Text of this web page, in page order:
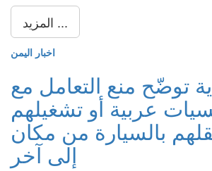
المزيد ...
اخبار اليمن
توضّح منع التعامل مع
3 جنسيات عربية أو تشغيلهم
بالسيارة من مكان
إلى آخر